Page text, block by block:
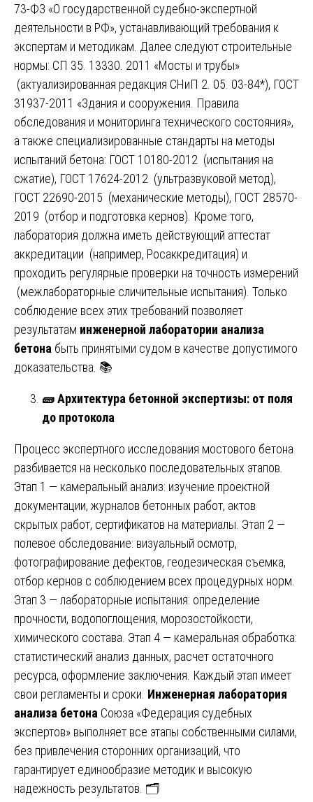
73-ФЗ «О государственной судебно-экспертной
деятельности в РФ», устанавливающий требования к
экспертам и методикам. Далее следуют строительные
нормы: СП 35. 13330. 2011 «Мосты и трубы»
(актуализированная редакция СНиП 2. 05. 03-84*), ГОСТ
31937-2011 «Здания и сооружения. Правила
обследования и мониторинга технического состояния»,
а также специализированные стандарты на методы
испытаний бетона: ГОСТ 10180-2012 (испытания на
сжатие), ГОСТ 17624-2012 (ультразвуковой метод),
ГОСТ 22690-2015 (механические методы), ГОСТ 28570-
2019 (отбор и подготовка кернов). Кроме того,
лаборатория должна иметь действующий аттестат
аккредитации (например, Росаккредитация) и
проходить регулярные проверки на точность измерений
(межлабораторные сличительные испытания). Только
соблюдение всех этих требований позволяет
результатам инженерной лаборатории анализа
бетона быть принятыми судом в качестве допустимого
доказательства. 📚
🧱Архитектура бетонной экспертизы: от поля
до протокола
Процесс экспертного исследования мостового бетона
разбивается на несколько последовательных этапов.
Этап 1 — камеральный анализ: изучение проектной
документации, журналов бетонных работ, актов
скрытых работ, сертификатов на материалы. Этап 2 —
полевое обследование: визуальный осмотр,
фотографирование дефектов, геодезическая съемка,
отбор кернов с соблюдением всех процедурных норм.
Этап 3 — лабораторные испытания: определение
прочности, водопоглощения, морозостойкости,
химического состава. Этап 4 — камеральная обработка:
статистический анализ данных, расчет остаточного
ресурса, оформление заключения. Каждый этап имеет
свои регламенты и сроки. Инженерная лаборатория
анализа бетона Союза «Федерация судебных
экспертов» выполняет все этапы собственными силами,
без привлечения сторонних организаций, что
гарантирует единообразие методик и высокую
надежность результатов. 🗂️